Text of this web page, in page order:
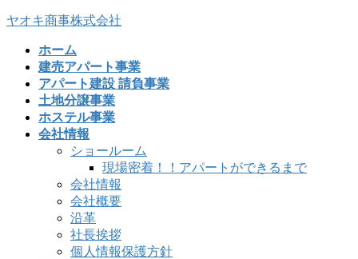
コ
ナ
ヤオキ商事株式会社
ホーム
建売アパート事業
アパート建設 請負事業
土地分譲事業
ホステル事業
会社情報
ショールーム
現場密着！！アパートができるまで
会社情報
会社概要
沿革
社長挨拶
個人情報保護方針